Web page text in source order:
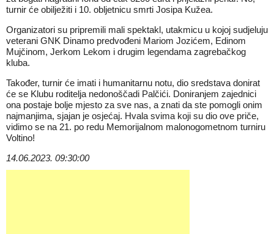
turnir će obilježiti i 10. obljetnicu smrti Josipa Kužea.
Organizatori su pripremili mali spektakl, utakmicu u kojoj sudjeluju
veterani GNK Dinamo predvođeni Mariom Jozićem, Edinom
Mujčinom, Jerkom Lekom i drugim legendama zagrebačkog
kluba.
Također, turnir će imati i humanitarnu notu, dio sredstava donirat
će se Klubu roditelja nedonoščadi Palčići. Doniranjem zajednici
ona postaje bolje mjesto za sve nas, a znati da ste pomogli onim
najmanjima, sjajan je osjećaj. Hvala svima koji su dio ove priče,
vidimo se na 21. po redu Memorijalnom malonogometnom turniru
Voltino!
14.06.2023. 09:30:00